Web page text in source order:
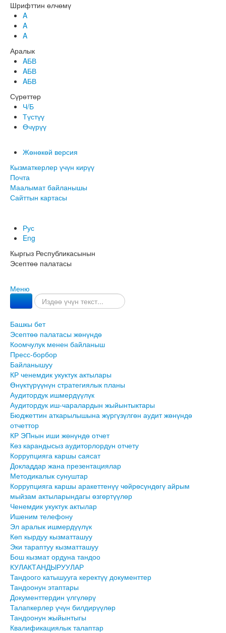
Шрифттин өлчөмү
A
A
A
Аралык
AБВ
AБВ
AБВ
Сүрөттөр
Ч/Б
Түстүү
Өчүрүү
Жөнөкөй версия
Кызматкерлер үчүн кирүү
Почта
Маалымат байланышы
Сайттын картасы
Рус
Eng
Кыргыз Республикасынын
Эсептөө палатасы
Меню
Башкы бет
Эсептөө палатасы жөнүндө
Коомчулук менен байланыш
Пресс-борбор
Байланышуу
КР ченемдик укуктук актылары
Өнүктүрүүнүн стратегиялык планы
Аудитордук ишмердүүлүк
Аудитордук иш-чаралардын жыйынтыктары
Бюджеттин аткарылышына жүргүзүлгөн аудит жөнүндө
отчеттор
КР ЭПнын иши жөнүндө отчет
Көз карандысыз аудиторлордун отчету
Коррупцияга каршы саясат
Докладдар жана презентациялар
Методикалык сунуштар
Коррупцияга каршы аракеттенүү чөйрөсүндөгү айрым
мыйзам актыларындагы өзгөртүүлөр
Ченемдик укуктук актылар
Ишеним телефону
Эл аралык ишмердүүлүк
Көп кырдуу кызматташуу
Эки тараптуу кызматташуу
Бош кызмат ордуна тандоо
КУЛАКТАНДЫРУУЛАР
Тандоого катышууга керектүү документтер
Тандоонун этаптары
Документтердин үлгүлөрү
Талапкерлер үчүн билдирүүлөр
Тандоонун жыйынтыгы
Квалификациялык талаптар